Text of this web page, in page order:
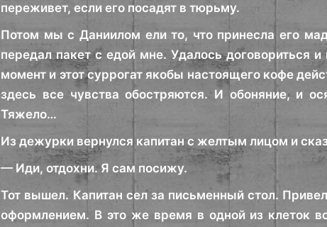
переживет, если его посадят в тюрьму.
Потом мы с Даниилом ели то, что принесла его
передал пакет с едой мне. Удалось договориться
момент и этот суррогат якобы настоящего кофе
здесь все чувства обостряются. И обоняние, и
Тяжело…
Из дежурки вернулся капитан с желтым лицом и
— Иди, отдохни. Я сам посижу.
Тот вышел. Капитан сел за письменный стол.
оформлением. В это же время в одной из клеток